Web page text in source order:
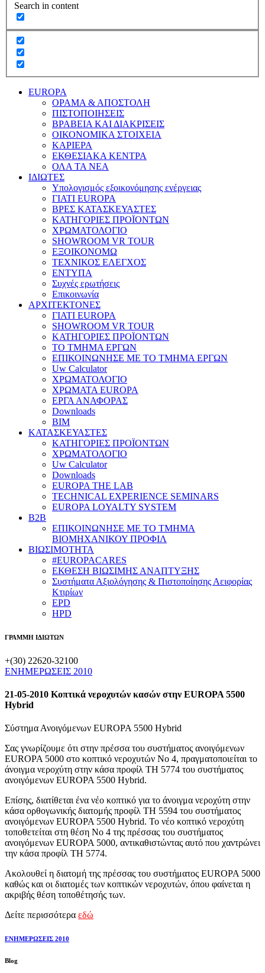
Search in content
EUROPA
ΟΡΑΜΑ & ΑΠΟΣΤΟΛΗ
ΠΙΣΤΟΠΟΙΗΣΕΙΣ
ΒΡΑΒΕΙΑ ΚΑΙ ΔΙΑΚΡΙΣΕΙΣ
ΟΙΚΟΝΟΜΙΚΑ ΣΤΟΙΧΕΙΑ
ΚΑΡΙΕΡΑ
ΕΚΘΕΣΙΑΚΑ ΚΕΝΤΡΑ
ΟΛΑ ΤΑ ΝΕΑ
ΙΔΙΩΤΕΣ
Υπολογισμός εξοικονόμησης ενέργειας
ΓΙΑΤΙ EUROPA
ΒΡΕΣ ΚΑΤΑΣΚΕΥΑΣΤΕΣ
ΚΑΤΗΓΟΡΙΕΣ ΠΡΟΪΟΝΤΩΝ
ΧΡΩΜΑΤΟΛΟΓΙΟ
SHOWROOM VR TOUR
ΕΞΟΙΚΟΝΟΜΩ
ΤΕΧΝΙΚΟΣ ΕΛΕΓΧΟΣ
ΕΝΤΥΠΑ
Συχνές ερωτήσεις
Επικοινωνία
ΑΡΧΙΤΕΚΤΟΝΕΣ
ΓΙΑΤΙ EUROPA
SHOWROOM VR TOUR
ΚΑΤΗΓΟΡΙΕΣ ΠΡΟΪΟΝΤΩΝ
ΤΟ ΤΜΗΜΑ ΕΡΓΩΝ
​ΕΠΙΚΟΙΝΩΝΗΣΕ ΜΕ ΤΟ ΤΜΗΜΑ ΕΡΓΩΝ
Uw Calculator
ΧΡΩΜΑΤΟΛΟΓΙΟ
ΧΡΩΜΑΤΑ EUROPA
ΕΡΓΑ ΑΝΑΦΟΡΑΣ
Downloads
BIM
ΚΑΤΑΣΚΕΥΑΣΤΕΣ
ΚΑΤΗΓΟΡΙΕΣ ΠΡΟΪΟΝΤΩΝ
ΧΡΩΜΑΤΟΛΟΓΙΟ
Uw Calculator
Downloads
EUROPA THE LAB
TECHNICAL EXPERIENCE SEMINARS
EUROPA LOYALTY SYSTEM
B2B
​ΕΠΙΚΟΙΝΩΝΗΣΕ ΜΕ ΤΟ ΤΜΗΜΑ
ΒΙΟΜΗΧΑΝΙΚΟΥ ​ΠΡΟΦΙΛ
ΒΙΩΣΙΜΟΤΗΤΑ
#EUROPACARES
ΕΚΘΕΣΗ ΒΙΩΣΙΜΗΣ ΑΝΑΠΤΥΞΗΣ
Συστήματα Αξιολόγησης & Πιστοποίησης Αειφορίας
Κτιρίων
EPD
HPD
ΓΡΑΜΜΗ ΙΔΙΩΤΩΝ
+(30) 22620-32100
ΕΝΗΜΕΡΩΣΕΙΣ 2010
21-05-2010 Κοπτικά νεροχυτών κασών στην EUROPA 5500
Hybrid
Σύστημα Ανοιγόμενων EUROPA 5500 Hybrid
Σας γνωρίζουμε ότι στην πρέσσα του συστήματος ανοιγόμενων
EUROPA 5000 στο κοπτικό νεροχυτών Νο 4, πραγματοποιείται το
άνοιγμα νεροχύτη στην κάσα προφίλ ΤΗ 5774 του συστήματος
ανοιγόμενων EUROPA 5500 Hybrid.
Επίσης, διατίθεται ένα νέο κοπτικό για το άνοιγμα νεροχύτη στην
κάσα ορθογωνικής διατομής προφίλ ΤΗ 5594 του συστήματος
ανοιγόμενων EUROPA 5500 Hybrid. Το νέο κοπτικό νεροχύτη
τοποθετείται στη θέση Νο 4 της πρέσσας του συστήματος
ανοιγόμενων EUROPA 5000, αντικαθιστώντας αυτό που χαντρώνει
την κάσα προφίλ ΤΗ 5774.
Ακολουθεί η διατομή της πρέσσας του συστήματος EUROPA 5000
καθώς και οι διατομές των κοπτικών νεροχυτών, όπου φαίνεται η
ακριβής θέση τοποθέτησής των.
Δείτε περισσότερα εδώ
ΕΝΗΜΕΡΩΣΕΙΣ 2010
Blog